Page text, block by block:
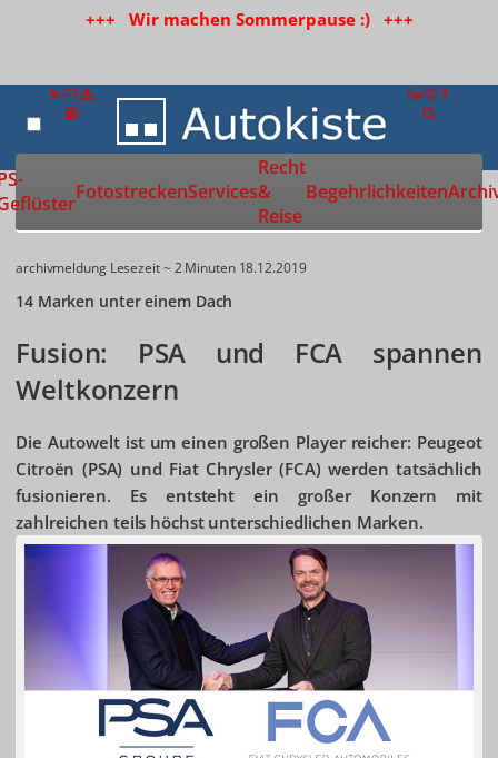
+++ Wir machen Sommerpause :) +++
Zur Startseite
FotostreckenServices
Recht
&
Reise
Begehrlichkeiten
archivmeldung Lesezeit ~ 2 Minuten 18.12.2019
14 Marken unter einem Dach
Fusion: PSA und FCA spannen
Weltkonzern
Die Autowelt ist um einen großen Player reicher: Peugeot
Citroën (PSA) und Fiat Chrysler (FCA) werden tatsächlich
fusionieren. Es entsteht ein großer Konzern mit
zahlreichen teils höchst unterschiedlichen Marken.